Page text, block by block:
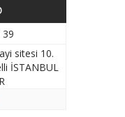
39
sitesi 10.
İSTANBUL